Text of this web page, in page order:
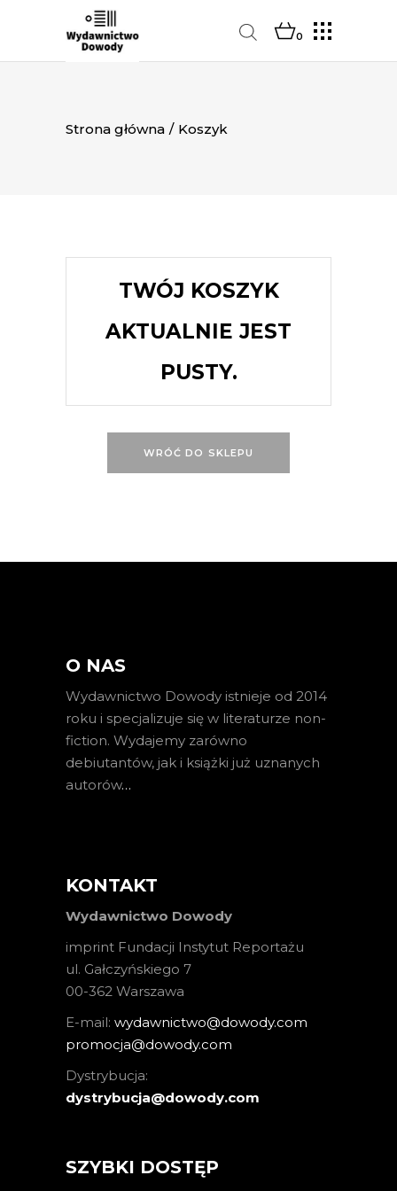
0
Strona główna / Koszyk
TWÓJ KOSZYK
AKTUALNIE JEST
PUSTY.
WRÓĆ DO SKLEPU
O NAS
Wydawnictwo Dowody istnieje od 2014
roku i specjalizuje się w literaturze non-
fiction. Wydajemy zarówno
debiutantów, jak i książki już uznanych
autorów…
KONTAKT
Wydawnictwo Dowody
imprint Fundacji Instytut Reportażu
ul. Gałczyńskiego 7
00-362 Warszawa
E-mail: wydawnictwo@dowody.com
promocja@dowody.com
Dystrybucja:
dystrybucja@dowody.com
SZYBKI DOSTĘP